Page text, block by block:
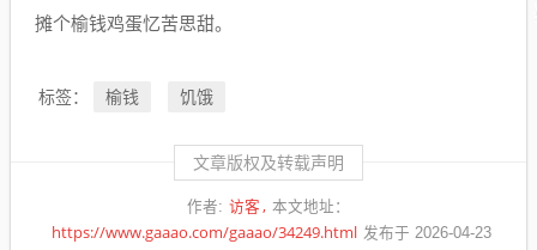
摊个榆钱鸡蛋忆苦思甜。
标签： 榆钱 饥饿
文章版权及转载声明
作者: 访客 本文地址：
https://www.gaaao.com/gaaao/34249.html 发布于 2026-04-23